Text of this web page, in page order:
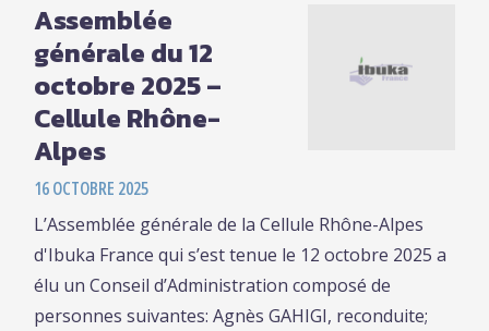
Assemblée
générale du 12
octobre 2025 –
Cellule Rhône-
Alpes
16 OCTOBRE 2025
L’Assemblée générale de la Cellule Rhône-Alpes
d'Ibuka France qui s’est tenue le 12 octobre 2025 a
élu un Conseil d’Administration composé de
personnes suivantes: Agnès GAHIGI, reconduite;